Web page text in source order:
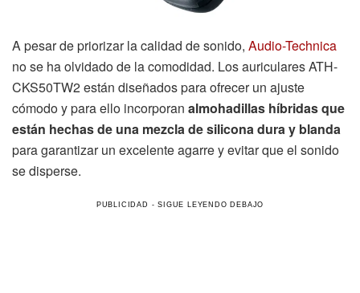
A pesar de priorizar la calidad de sonido, Audio-Technica
no se ha olvidado de la comodidad. Los auriculares ATH-
CKS50TW2 están diseñados para ofrecer un ajuste
cómodo y para ello incorporan almohadillas híbridas que
están hechas de una mezcla de silicona dura y blanda
para garantizar un excelente agarre y evitar que el sonido
se disperse.